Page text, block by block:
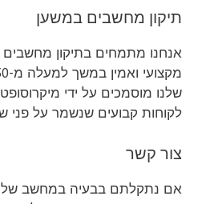
תיקון מחשבים במשען
אנחנו מתמחים בתיקון מחשבים
שלנו מוסמכים על ידי
לקוחות קבועים שנשמר על פני
צור קשר
אם נתקלתם בבעיה במחשב